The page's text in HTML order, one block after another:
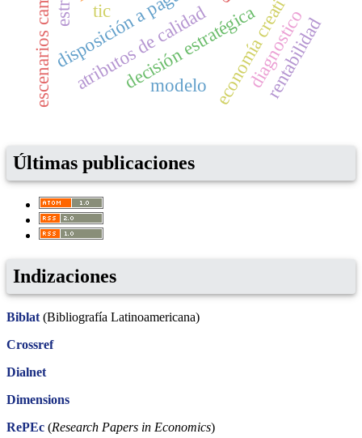
decisión estratégica
economía creativa
atributos de calidad
disposición a pagar
tic
modelo diagnostico
rentabilidad
Últimas publicaciones
Indizaciones
Biblat (Bibliografía Latinoamericana)
Crossref
Dialnet
Dimensions
RePEc (Research Papers in Economics)